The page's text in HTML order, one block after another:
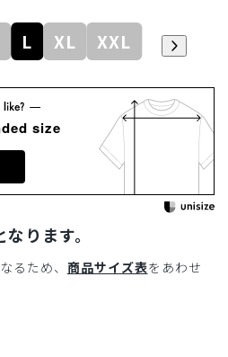
L XL XXL
size
ります。
るため、 商品サイズ表をあわせ